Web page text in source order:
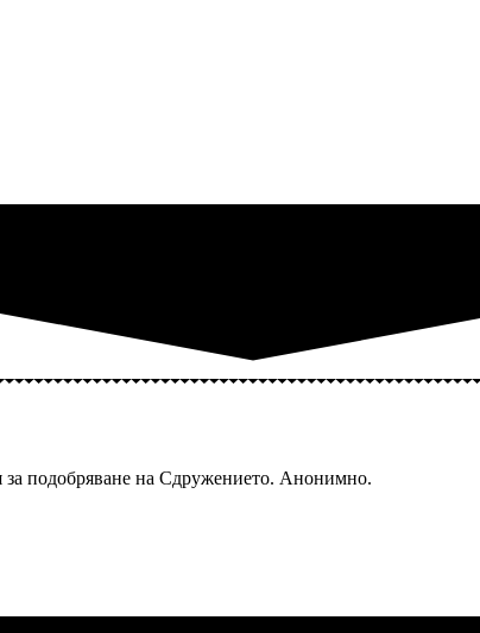
подобряване на Сдружението. Анонимно.